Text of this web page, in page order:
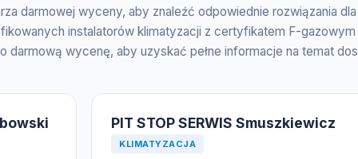
darmowej wyceny, aby znaleźć odpowiednie rozwiązania
instalatorów klimatyzacji z certyfikatem F-
darmową wycenę, aby uzyskać pełne informacje na temat
PIT STOP SERWIS Smuszkiewicz
KLIMATYZACJA